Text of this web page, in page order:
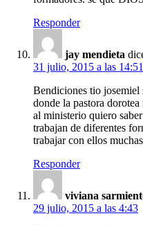
Responder
jay mendieta
31 julio, 2015 a las 14:51
Bendiciones tio josemiel
donde la pastora
al ministerio quiero
trabajan de diferentes
trabajar con ellos
Responder
viviana
29 julio, 2015 a las 4:43